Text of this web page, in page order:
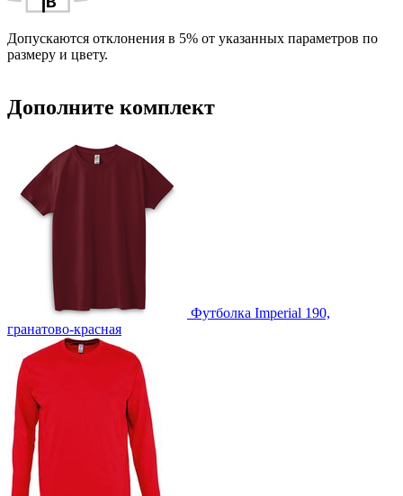
Допускаются отклонения в 5% от указанных параметров по
размеру и цвету.
Дополните комплект
Футболка Imperial 190,
гранатово-красная